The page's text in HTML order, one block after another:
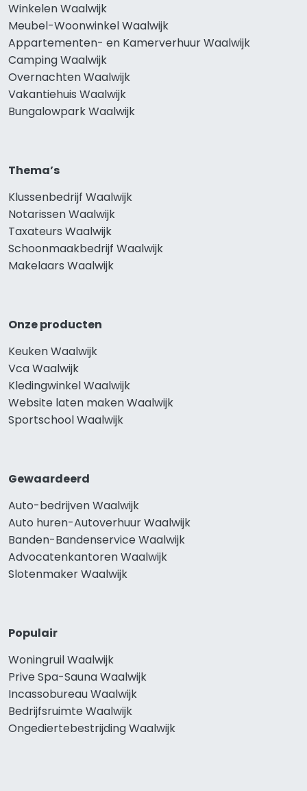
Winkelen Waalwijk
Meubel-Woonwinkel Waalwijk
Appartementen- en Kamerverhuur Waalwijk
Camping Waalwijk
Overnachten Waalwijk
Vakantiehuis Waalwijk
Bungalowpark Waalwijk
Thema’s
Klussenbedrijf Waalwijk
Notarissen Waalwijk
Taxateurs Waalwijk
Schoonmaakbedrijf Waalwijk
Makelaars Waalwijk
Onze producten
Keuken Waalwijk
Vca Waalwijk
Kledingwinkel Waalwijk
Website laten maken Waalwijk
Sportschool Waalwijk
Gewaardeerd
Auto-bedrijven Waalwijk
Auto huren-Autoverhuur Waalwijk
Banden-Bandenservice Waalwijk
Advocatenkantoren Waalwijk
Slotenmaker Waalwijk
Populair
Woningruil Waalwijk
Prive Spa-Sauna Waalwijk
Incassobureau Waalwijk
Bedrijfsruimte Waalwijk
Ongediertebestrijding Waalwijk